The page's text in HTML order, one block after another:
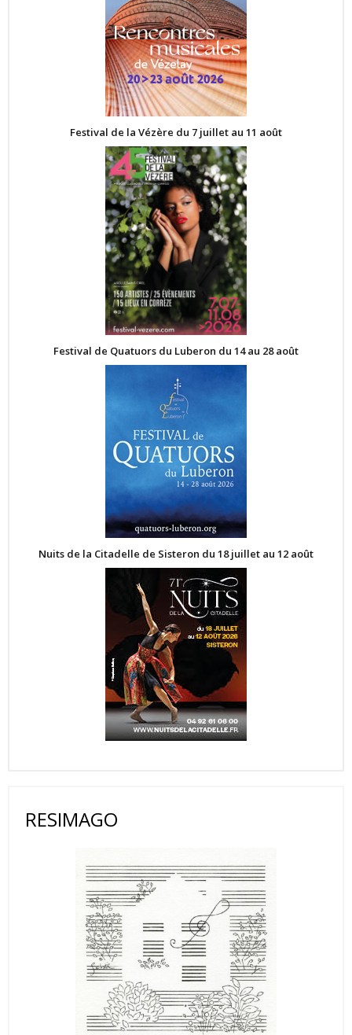
Festival de la Vézère du 7 juillet au 11 août
Festival de Quatuors du Luberon du 14 au 28 août
Nuits de la Citadelle de Sisteron du 18 juillet au 12 août
RESIMAGO